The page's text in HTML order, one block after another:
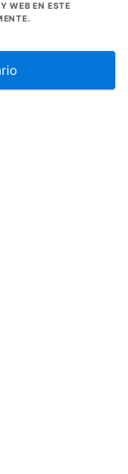
WEB EN ESTE